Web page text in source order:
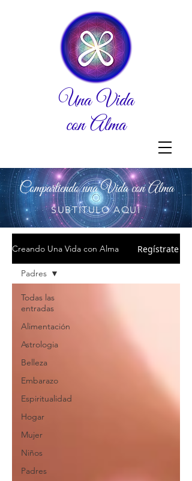
Una Vida
con Alma
Compartiendo una Vida con Alma
SUBTITULO AQUI
Creando Una Vida con Alma Regístrate
Todas las
entradas
Alimentación
Astrologia
Belleza
Embarazo
Espiritualidad
Hogar
Mujer
Niños
Padres
Padres